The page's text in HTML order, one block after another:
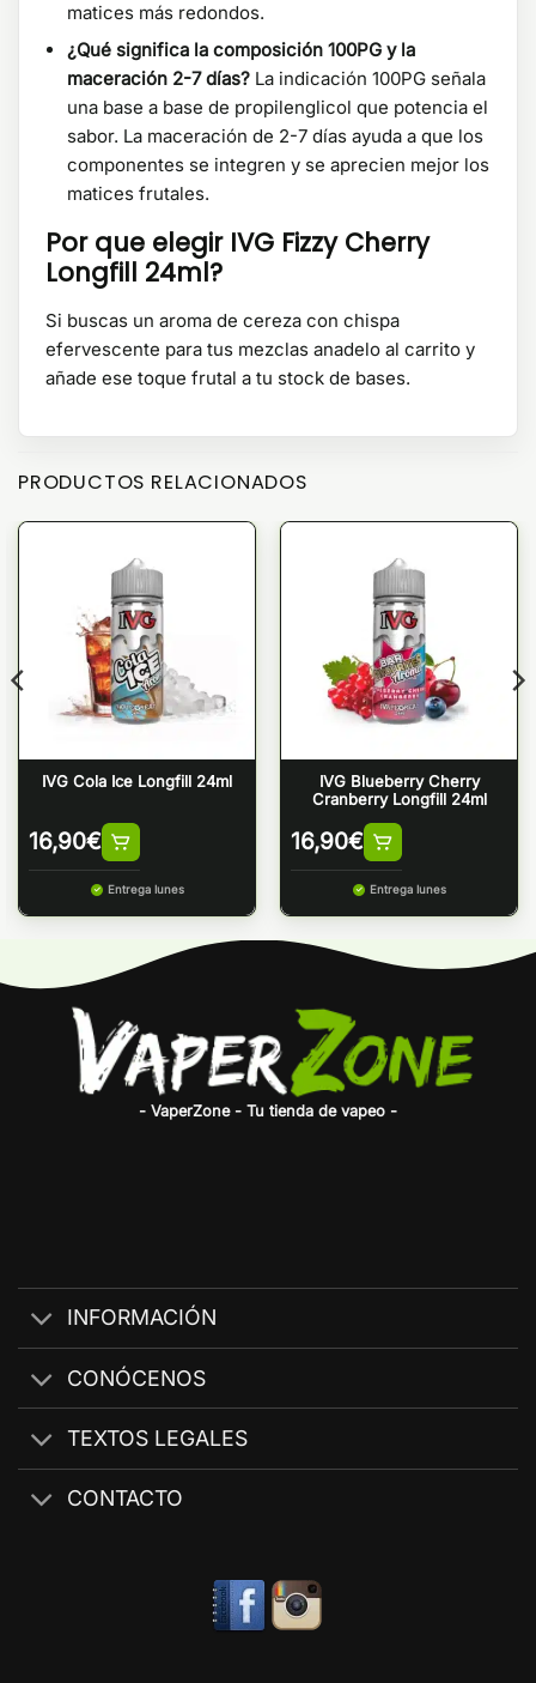
matices más redondos.
¿Qué significa la composición 100PG y la
maceración 2-7 días? La indicación 100PG señala
una base a base de propilenglicol que potencia el
sabor. La maceración de 2-7 días ayuda a que los
componentes se integren y se aprecien mejor los
matices frutales.
Por que elegir IVG Fizzy Cherry
Longfill 24ml?
Si buscas un aroma de cereza con chispa
efervescente para tus mezclas anadelo al carrito y
añade ese toque frutal a tu stock de bases.
PRODUCTOS RELACIONADOS
IVG Cola Ice Longfill 24ml
16,90€
Entrega lunes
IVG Blueberry Cherry
Cranberry Longfill 24ml
16,90€
Entrega lunes
- VaperZone - Tu tienda de vapeo -
INFORMACIÓN
CONÓCENOS
TEXTOS LEGALES
CONTACTO